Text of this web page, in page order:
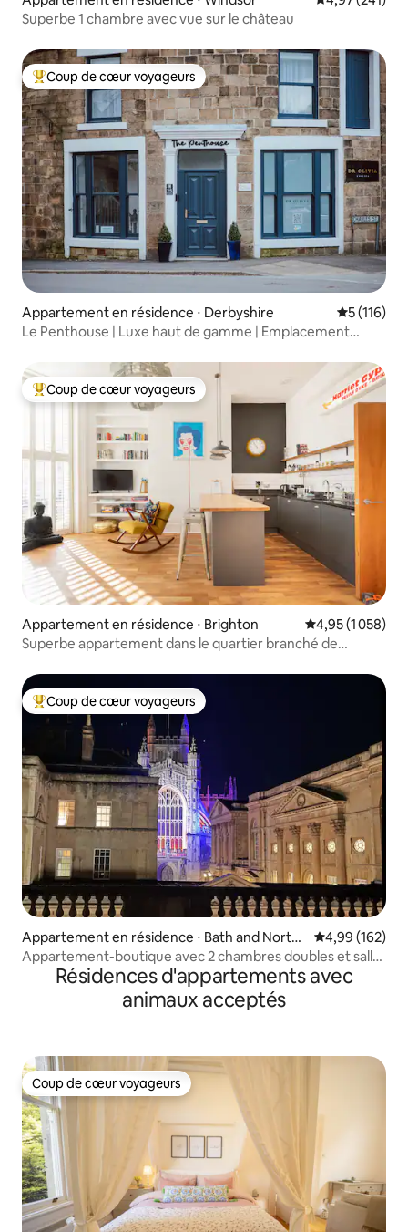
également à la gare de York. Il y a
13 marches extérieures pour accéder à
Superbe 1 chambre avec vue sur le château
Coups de cœur voyageurs les plus appréciés
Coup de cœur voyageurs
Appartement en résidence ⋅ Derbyshire Évaluation
5 (116)
Le Penthouse | Luxe haut de gamme | Emplacement
Coups de cœur voyageurs les plus appréciés
Coup de cœur voyageurs
Appartement en résidence ⋅ Brighton Évaluation
4,95 (1 058)
Superbe appartement dans le quartier branché de
Coups de cœur voyageurs les plus appréciés
Coup de cœur voyageurs
Appartement en résidence ⋅ Bath and North
East Somerset
Évaluation
4,99 (162)
Appartement-boutique avec 2 chambres doubles et salle
de bain centrale
Résidences d'appartements avec
animaux acceptés
Coup de cœur voyageurs
Coup de cœur voyageurs